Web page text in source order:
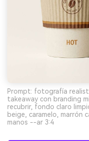
Prompt: fotografía
takeaway con branding
recubrir, fondo claro
beige, caramelo, marrón
manos --ar 3:4